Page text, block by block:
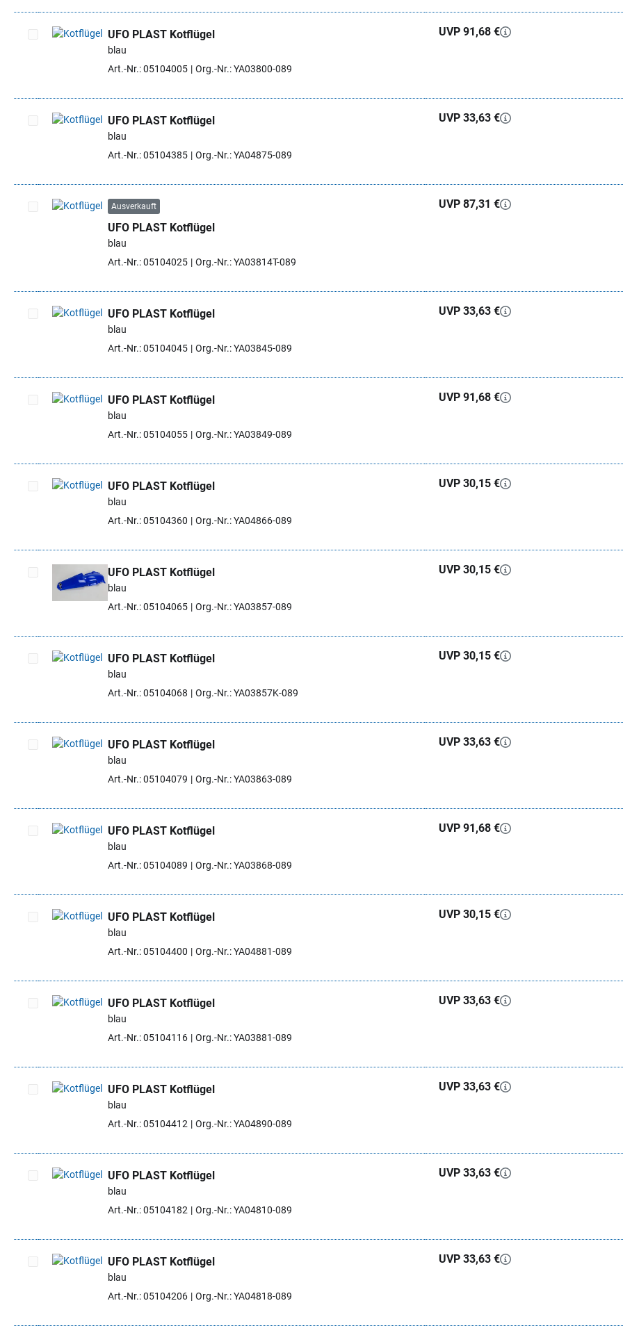
Artikel auswählen
UFO PLAST Kotflügel
blau
Art.-Nr.: 05104005
Org.-Nr.: YA03800-089
UVP 91,68 €
Artikel auswählen
UFO PLAST Kotflügel
blau
Art.-Nr.: 05104385
Org.-Nr.: YA04875-089
UVP 33,63 €
Artikel auswählen
Ausverkauft
UFO PLAST Kotflügel
blau
Art.-Nr.: 05104025
Org.-Nr.: YA03814T-089
UVP 87,31 €
Artikel auswählen
UFO PLAST Kotflügel
blau
Art.-Nr.: 05104045
Org.-Nr.: YA03845-089
UVP 33,63 €
Artikel auswählen
UFO PLAST Kotflügel
blau
Art.-Nr.: 05104055
Org.-Nr.: YA03849-089
UVP 91,68 €
Artikel auswählen
UFO PLAST Kotflügel
blau
Art.-Nr.: 05104360
Org.-Nr.: YA04866-089
UVP 30,15 €
Artikel auswählen
UFO PLAST Kotflügel
blau
Art.-Nr.: 05104065
Org.-Nr.: YA03857-089
UVP 30,15 €
Artikel auswählen
UFO PLAST Kotflügel
blau
Art.-Nr.: 05104068
Org.-Nr.: YA03857K-089
UVP 30,15 €
Artikel auswählen
UFO PLAST Kotflügel
blau
Art.-Nr.: 05104079
Org.-Nr.: YA03863-089
UVP 33,63 €
Artikel auswählen
UFO PLAST Kotflügel
blau
Art.-Nr.: 05104089
Org.-Nr.: YA03868-089
UVP 91,68 €
Artikel auswählen
UFO PLAST Kotflügel
blau
Art.-Nr.: 05104400
Org.-Nr.: YA04881-089
UVP 30,15 €
Artikel auswählen
UFO PLAST Kotflügel
blau
Art.-Nr.: 05104116
Org.-Nr.: YA03881-089
UVP 33,63 €
Artikel auswählen
UFO PLAST Kotflügel
blau
Art.-Nr.: 05104412
Org.-Nr.: YA04890-089
UVP 33,63 €
Artikel auswählen
UFO PLAST Kotflügel
blau
Art.-Nr.: 05104182
Org.-Nr.: YA04810-089
UVP 33,63 €
Artikel auswählen
UFO PLAST Kotflügel
blau
Art.-Nr.: 05104206
Org.-Nr.: YA04818-089
UVP 33,63 €